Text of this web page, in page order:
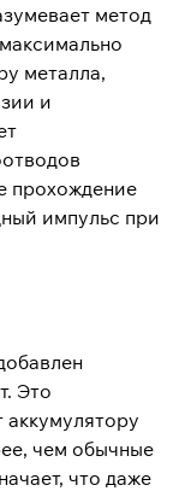
метод
металла,
и
прохождение
импульс при
Это
чем обычные
что даже